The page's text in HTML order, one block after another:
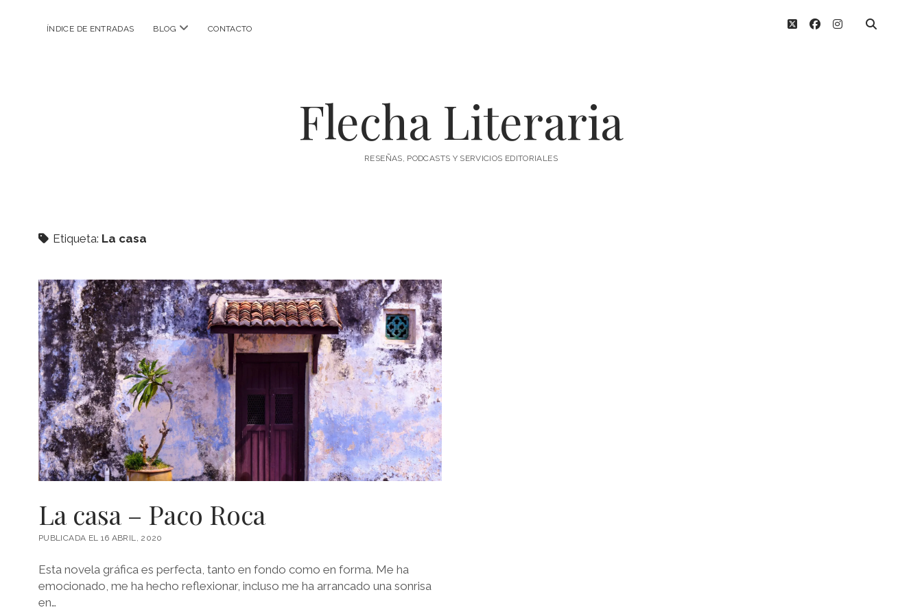
ÍNDICE DE ENTRADAS BLOG abrir
CONTACTO twitterfacebook
instagram
Flecha Literaria
RESEÑAS, PODCASTS Y SERVICIOS EDITORIALES
Etiqueta: La casa
La casa – Paco Roca
PUBLICADA EL 16 ABRIL, 2020
Esta novela gráfica es perfecta, tanto en fondo como en forma. Me ha
emocionado, me ha hecho reflexionar, incluso me ha arrancado una sonrisa
en…